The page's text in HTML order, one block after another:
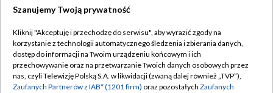
TVP
Abonament TVP
Emisja w TVP
Regulamin TVP
Polityka prywatności
Szanujemy Twoją prywatność
Kliknij "Akceptuję i przechodzę do serwisu", aby wyrazić zgody na
korzystanie z technologii automatycznego śledzenia i zbierania danych,
dostęp do informacji na Twoim urządzeniu końcowym i ich
przechowywanie oraz na przetwarzanie Twoich danych osobowych przez
nas, czyli Telewizję Polską S.A. w likwidacji (zwaną dalej również „TVP”),
Zaufanych Partnerów z IAB* (1201 firm) oraz pozostałych Zaufanych